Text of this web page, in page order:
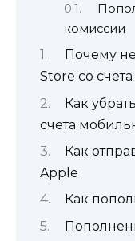
комиссии
Почему
Store со
Как
счета
Как
Apple
Как